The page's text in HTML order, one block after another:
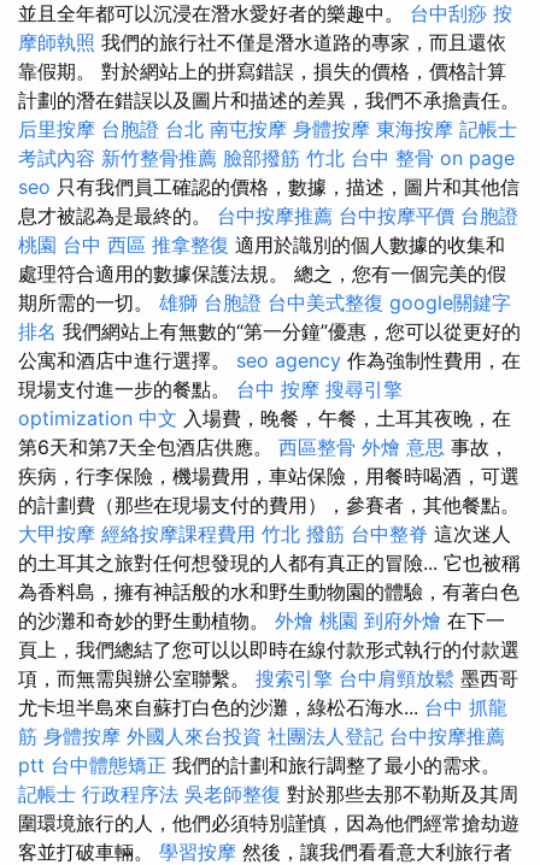
並且全年都可以沉浸在潛水愛好者的樂趣中。 台中刮痧 按
摩師執照 我們的旅行社不僅是潛水道路的專家，而且還依
靠假期。 對於網站上的拼寫錯誤，損失的價格，價格計算
計劃的潛在錯誤以及圖片和描述的差異，我們不承擔責任。
后里按摩 台胞證 台北 南屯按摩 身體按摩 東海按摩 記帳士
考試內容 新竹整骨推薦 臉部撥筋 竹北 台中 整骨 on page
seo 只有我們員工確認的價格，數據，描述，圖片和其他信
息才被認為是最終的。 台中按摩推薦 台中按摩平價 台胞證
桃園 台中 西區 推拿整復 適用於識別的個人數據的收集和
處理符合適用的數據保護法規。 總之，您有一個完美的假
期所需的一切。 雄獅 台胞證 台中美式整復 google關鍵字
排名 我們網站上有無數的“第一分鐘”優惠，您可以從更好的
公寓和酒店中進行選擇。 seo agency 作為強制性費用，在
現場支付進一步的餐點。 台中 按摩 搜尋引擎
optimization 中文 入場費，晚餐，午餐，土耳其夜晚，在
第6天和第7天全包酒店供應。 西區整骨 外燴 意思 事故，
疾病，行李保險，機場費用，車站保險，用餐時喝酒，可選
的計劃費（那些在現場支付的費用），參賽者，其他餐點。
大甲按摩 經絡按摩課程費用 竹北 撥筋 台中整脊 這次迷人
的土耳其之旅對任何想發現的人都有真正的冒險... 它也被稱
為香料島，擁有神話般的水和野生動物園的體驗，有著白色
的沙灘和奇妙的野生動植物。 外燴 桃園 到府外燴 在下一
頁上，我們總結了您可以以即時在線付款形式執行的付款選
項，而無需與辦公室聯繫。 搜索引擎 台中肩頸放鬆 墨西哥
尤卡坦半島來自蘇打白色的沙灘，綠松石海水... 台中 抓龍
筋 身體按摩 外國人來台投資 社團法人登記 台中按摩推薦
ptt 台中體態矯正 我們的計劃和旅行調整了最小的需求。
記帳士 行政程序法 吳老師整復 對於那些去那不勒斯及其周
圍環境旅行的人，他們必須特別謹慎，因為他們經常搶劫遊
客並打破車輛。 學習按摩 然後，讓我們看看意大利旅行者